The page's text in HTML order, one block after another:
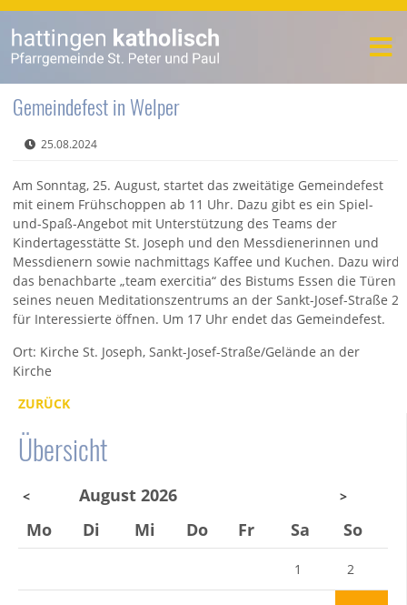
Gemeindefest in Welper
25.08.2024
Am Sonntag, 25. August, startet das zweitätige Gemeindefest
mit einem Frühschoppen ab 11 Uhr. Dazu gibt es ein Spiel-
und-Spaß-Angebot mit Unterstützung des Teams der
Kindertagesstätte St. Joseph und den Messdienerinnen und
Messdienern sowie nachmittags Kaffee und Kuchen. Dazu wird
das benachbarte „team exercitia“ des Bistums Essen die Türen
seines neuen Meditationszentrums an der Sankt-Josef-Straße 2
für Interessierte öffnen. Um 17 Uhr endet das Gemeindefest.
Ort: Kirche St. Joseph, Sankt-Josef-Straße/Gelände an der
Kirche
ZURÜCK
Übersicht
< August 2026 >
Mo Di Mi Do Fr Sa So
1 2